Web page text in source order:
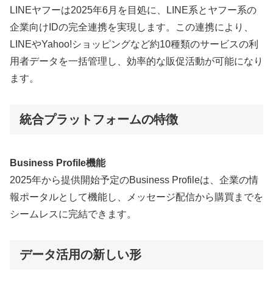
LINEヤフーは2025年6月を目処に、LINE系とヤフー系の
企業向けIDの完全連携を実現します。この連携により、
LINEやYahoo!ショッピングなど約10種類のサービスの利
用者データを一括管理し、効率的な販促活動が可能になり
ます。
統合プラットフォームの特徴
Business Profile機能
2025年から提供開始予定のBusiness Profileは、企業の情
報ポータルとして機能し、メッセージ配信から購買までを
シームレスに完結できます。
データ活用の新しい形